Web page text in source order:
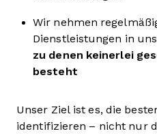
Wir nehmen
Dienstleistungen in
zu denen keinerlei
besteht
Unser Ziel ist es, die
identifizieren – nicht nur